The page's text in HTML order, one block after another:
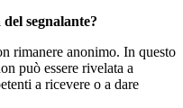
segnalante?
rimanere anonimo. In questo
può essere rivelata a
a ricevere o a dare